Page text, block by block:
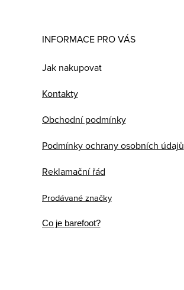
INFORMACE PRO VÁS
Jak nakupovat
Kontakty
Obchodní podmínky
Podmínky ochrany osobních údajů
Reklamační řád
Prodávané značky
Co je barefoot?